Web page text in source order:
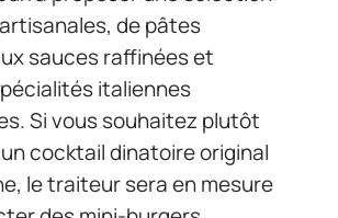
de pâtes
sauces raffinées et
italiennes
Si vous souhaitez plutôt
cocktail dinatoire original
le traiteur sera en mesure